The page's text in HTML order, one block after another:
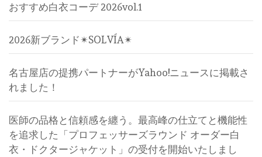
おすすめ白衣コーデ 2026vol.1
2026新ブランド✴︎SOLVÍA✴︎
名古屋店の提携パートナーがYahoo!ニュースに掲載さ
れました！
医師の品格と信頼感を纏う。最高峰の仕立てと機能性
を追求した「プロフェッサーズラウンド オーダー白
衣・ドクタージャケット」の受付を開始いたしまし